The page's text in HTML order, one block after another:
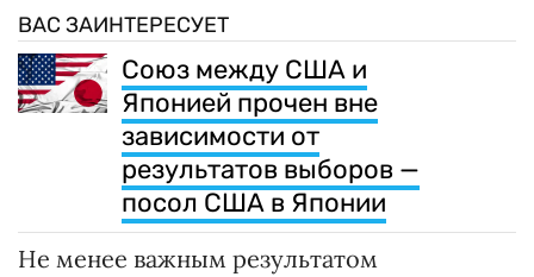
ВАС ЗАИНТЕРЕСУЕТ
Союз между США и
Японией прочен вне
зависимости от
результатов выборов —
посол США в Японии
Не менее важным результатом